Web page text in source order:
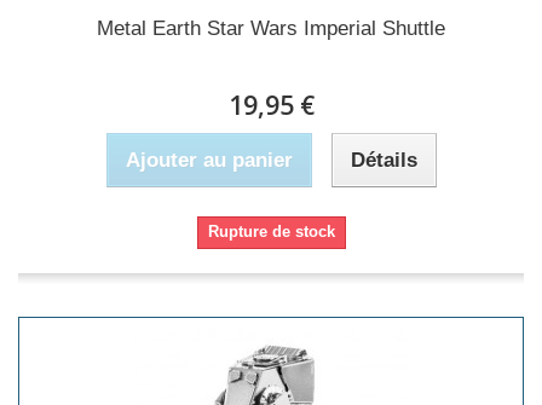
Metal Earth Star Wars Imperial Shuttle
19,95 €
Ajouter au panier Détails
Rupture de stock